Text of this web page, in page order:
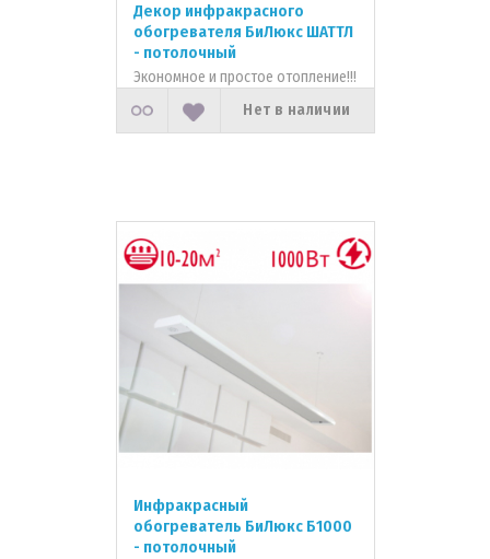
Декор инфракрасного
обогревателя БиЛюкс ШАТТЛ
- потолочный
Экономное и простое отопление!!!
Нет в наличии
Инфракрасный
обогреватель БиЛюкс Б1000
- потолочный